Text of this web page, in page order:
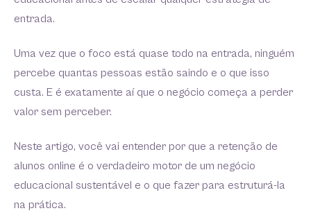
entrada.
Uma vez que o foco está quase todo na entrada, ninguém
percebe quantas pessoas estão saindo e o que isso
custa. E é exatamente aí que o negócio começa a perder
valor sem perceber.
Neste artigo, você vai entender por que a retenção de
alunos online é o verdadeiro motor de um negócio
educacional sustentável e o que fazer para estruturá-la
na prática.